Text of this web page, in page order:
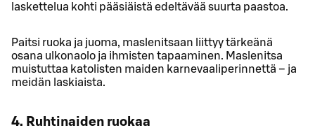
laskettelua kohti pääsiäistä edeltävää suurta paastoa.
Paitsi ruoka ja juoma, maslenitsaan liittyy tärkeänä
osana ulkonaolo ja ihmisten tapaaminen. Maslenitsa
muistuttaa katolisten maiden karnevaaliperinnettä – ja
meidän laskiaista.
4. Ruhtinaiden ruokaa